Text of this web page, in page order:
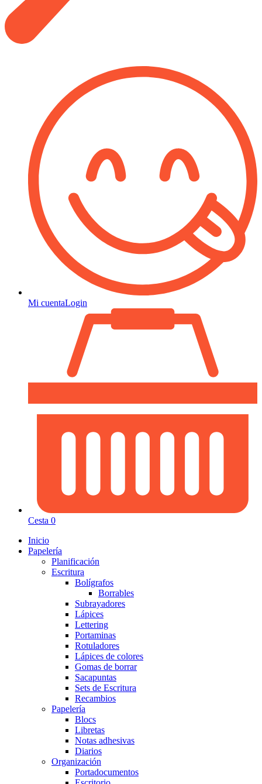
Mi cuentaLogin
Cesta 0
Inicio
Papelería
Planificación
Escritura
Bolígrafos
Borrables
Subrayadores
Lápices
Lettering
Portaminas
Rotuladores
Lápices de colores
Gomas de borrar
Sacapuntas
Sets de Escritura
Recambios
Papelería
Blocs
Libretas
Notas adhesivas
Diarios
Organización
Portadocumentos